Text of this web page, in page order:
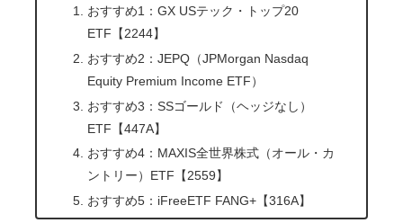
おすすめ1：GX USテック・トップ20
ETF【2244】
おすすめ2：JEPQ（JPMorgan Nasdaq
Equity Premium Income ETF）
おすすめ3：SSゴールド（ヘッジなし）
ETF【447A】
おすすめ4：MAXIS全世界株式（オール・カ
ントリー）ETF【2559】
おすすめ5：iFreeETF FANG+【316A】